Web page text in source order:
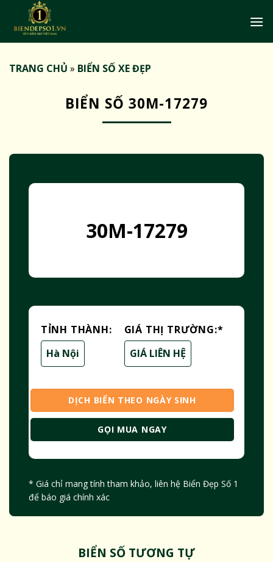
TRANG CHỦ » BIỂN SỐ XE ĐẸP
BIỂN SỐ 30M-17279
30M-17279
TỈNH THÀNH:
Hà Nội
GIÁ THỊ TRƯỜNG:*
GIÁ LIÊN HỆ
DỊCH BIỂN THEO NGÀY SINH
GỌI MUA NGAY
* Giá chỉ mang tính tham khảo, liên hệ Biển Đẹp Số 1
để báo giá chính xác
BIỂN SỐ TƯƠNG TỰ